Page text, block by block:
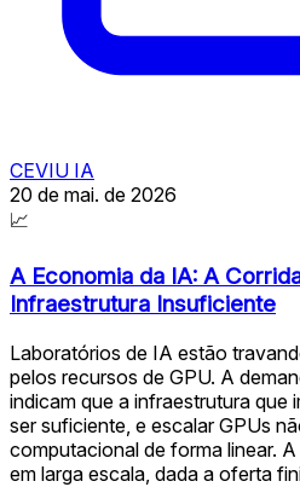
CEVIU IA
20 de mai. de 2026
📈
A Economia da IA: A
Infraestrutura Insuficiente
Laboratórios de IA estão
pelos recursos de GPU. A
indicam que a infraestrutura que
ser suficiente, e escalar GPUs
computacional de forma linear.
em larga escala, dada a oferta